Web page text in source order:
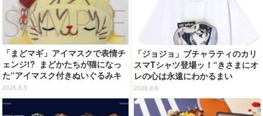
「まどマギ」アイマスクで表情チ
ェンジ!? まどかたちが猫になっ
た“アイマスク付きぬいぐるみキ
ーホルダー”が登場
2026.8.5
「ジョジョ」ブチャラティのカリ
スマTシャツ登場ッ！“きさまにオ
レの心は永遠にわかるまい
ッ！”や感動のクライマックスを
デザイン
2026.8.6